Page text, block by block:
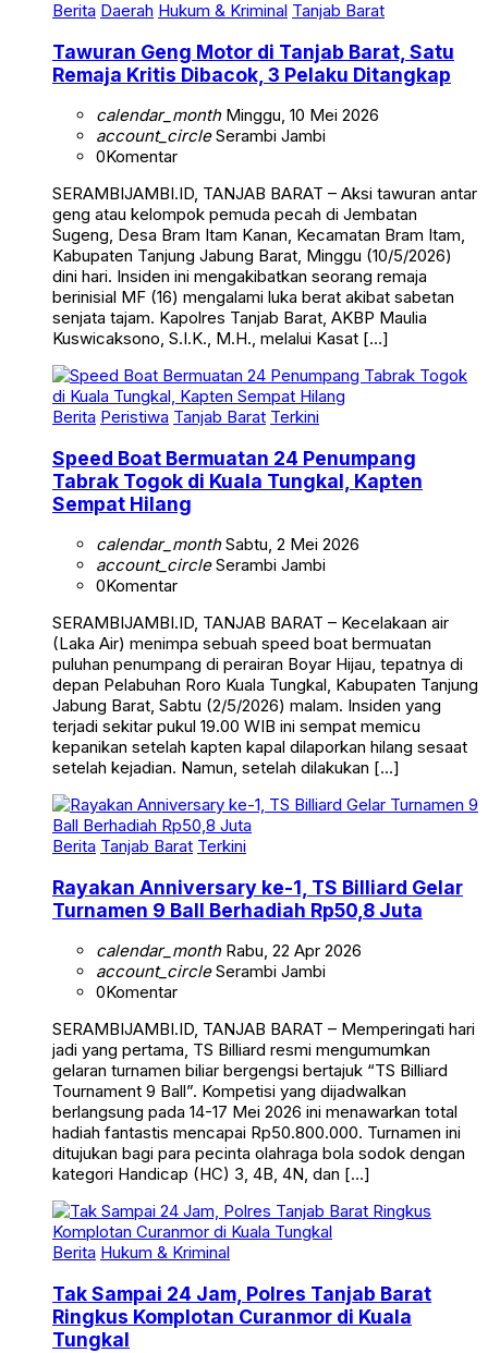
Berita Daerah Hukum & Kriminal Tanjab Barat
Tawuran Geng Motor di Tanjab Barat, Satu
Remaja Kritis Dibacok, 3 Pelaku Ditangkap
calendar_monthMinggu, 10 Mei 2026
account_circleSerambi Jambi
0Komentar
SERAMBIJAMBI.ID, TANJAB BARAT – Aksi tawuran antar
geng atau kelompok pemuda pecah di Jembatan
Sugeng, Desa Bram Itam Kanan, Kecamatan Bram Itam,
Kabupaten Tanjung Jabung Barat, Minggu (10/5/2026)
dini hari. Insiden ini mengakibatkan seorang remaja
berinisial MF (16) mengalami luka berat akibat sabetan
senjata tajam. Kapolres Tanjab Barat, AKBP Maulia
Kuswicaksono, S.I.K., M.H., melalui Kasat […]
Berita Peristiwa Tanjab Barat Terkini
Speed Boat Bermuatan 24 Penumpang
Tabrak Togok di Kuala Tungkal, Kapten
Sempat Hilang
calendar_monthSabtu, 2 Mei 2026
account_circleSerambi Jambi
0Komentar
SERAMBIJAMBI.ID, TANJAB BARAT – Kecelakaan air
(Laka Air) menimpa sebuah speed boat bermuatan
puluhan penumpang di perairan Boyar Hijau, tepatnya di
depan Pelabuhan Roro Kuala Tungkal, Kabupaten Tanjung
Jabung Barat, Sabtu (2/5/2026) malam. Insiden yang
terjadi sekitar pukul 19.00 WIB ini sempat memicu
kepanikan setelah kapten kapal dilaporkan hilang sesaat
setelah kejadian. Namun, setelah dilakukan […]
Berita Tanjab Barat Terkini
Rayakan Anniversary ke-1, TS Billiard Gelar
Turnamen 9 Ball Berhadiah Rp50,8 Juta
calendar_monthRabu, 22 Apr 2026
account_circleSerambi Jambi
0Komentar
SERAMBIJAMBI.ID, TANJAB BARAT – Memperingati hari
jadi yang pertama, TS Billiard resmi mengumumkan
gelaran turnamen biliar bergengsi bertajuk “TS Billiard
Tournament 9 Ball”. Kompetisi yang dijadwalkan
berlangsung pada 14-17 Mei 2026 ini menawarkan total
hadiah fantastis mencapai Rp50.800.000. Turnamen ini
ditujukan bagi para pecinta olahraga bola sodok dengan
kategori Handicap (HC) 3, 4B, 4N, dan […]
Berita Hukum & Kriminal
Tak Sampai 24 Jam, Polres Tanjab Barat
Ringkus Komplotan Curanmor di Kuala
Tungkal